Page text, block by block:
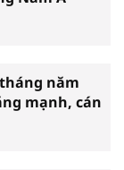
năm
mạnh, cán